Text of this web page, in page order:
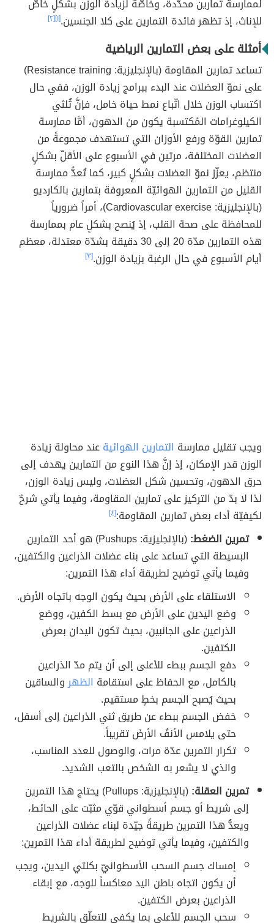
لممارسة تمارين محدّدة، وخاصّةً لزيادة الوزن بشكلٍ خاصّ
للإناث، إذ تظهر فائدة التمارين على كلا الجنسين.[١] [٢]
أمثلة على بعض التمارين الرياضية
تساعد تمارين المقاومة (بالإنجليزية: Resistance training)
على نموّ العضلات عند البدء ببرامج زيادة الوزن، ففي حال
اكتساب الوزن خلال اتّباع نمط حياة خامل، فإنَّ ثُلثي
الكيلوغرامات المُكتسبة يكون من الدهون، أمَّا ممارسة
تمارين القوّة ورفع الأوزان التي تستهدف مجموعةً من
العضلات المختلفة، مرتين في الأسبوع على الأقلّ بشكلٍ
منتظم، يعزّز نموّ العضلات بشكلٍ كبير، كما تُعدُّ ممارسة
القليل من التمارين الهوائيّة المعروفة بتمارين بالكارديو
(بالإنجليزية: Cardiovascular exercise)، أمراً ضرورياً
للمحافظة على صحة القلب، إذ يُنصح بشكلٍ عام بممارسة
هذه التمارين مدّة 20 إلى 30 دقيقة بشدّة معتدلة، معظم
أيام الأسبوع في حال الرغبة بزيادة الوزن.[٣]
ويجب تقليل ممارسة التمارين الهوائيةعند محاولة زيادة
الوزن قدر الإمكان، إذ إنَّ هذا النوع من التمارين يهدف إلى
حرق الدهون، وتحسين شكل العضلات، وليس زيادة الوزن،
لذا لا بدّ من التركيز على تمارين المقاومة، وفيما يأتي شرحٌ
لكيفيّة أداء بعض تمارين المقاومة:[٤]
تمرين الضغط:
(بالإنجليزية: Pushups) هو أحد التمارين
البسيطة التي تساعد على بناء عضلات الذراعين والكتفين،
وفيما يأتي توضيح لطريقة أداء هذا التمرين:
الاستلقاء على الأرض بحيث يكون الوجه باتجاه الأرض.
وضع اليدين على الأرض مع بسط الكفين، ووضع
الذراعين على الجانبين، بحيث تكون اليدان بعرض
الكتفين.
دفع الجسم ببطء للأعلى إلى أن يتم مدّ الذراعين
بالكامل، مع الحفاظ على استقامة الظهروالساقين
بحيث يُصبح الجسم بخطٍ مستقيم.
خفض الجسم ببطء عن طريق ثني الذراعين إلى أسفل،
حتى يلامس الأنفُ الأرضَ تقريباً.
تكرار التمرين عدّة مرات، والوصول للعدد المناسب،
والذي لا يشعر به الشخص بالتعب الشديد.
تمرين العقلة:
(بالإنجليزية: Pullups) يحتاج هذا التمرين
إلى شريط أو جسم أسطواني قوّي مثبّت على الحائط،
ويعدُّ هذا التمرين طريقةً جيّدة لبناء عضلات الذراعين
والكتفين، وفيما يأتي توضيح لطريقة أداء هذا التمرين:
إمساك جسم السحب الأسطوانيّ بكلتي اليدين، ويجب
أن يكون اتجاه باطن اليد معاكساً للوجه، مع إبقاء
الذراعين بعرض الكتفين.
سحب الجسم للأعلى بما يكفي للتعلّق بالشريط